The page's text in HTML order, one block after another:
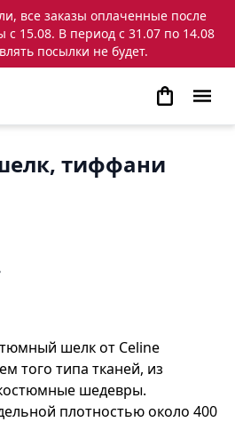
все заказы оплаченные после
с 15.08. В период с 31.07 по 14.08
посылки не будет.
тиффани
шелк от Celine
того типа тканей, из
шедевры.
плотностью около 400